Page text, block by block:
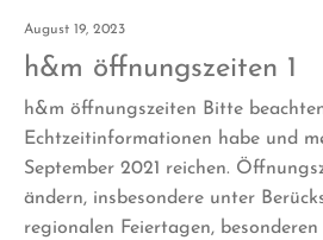
August 19, 2023
h&m öffnungszeiten 1
h&m öffnungszeiten Bitte
Echtzeitinformationen habe und
September 2021 reichen.
ändern, insbesondere unter
regionalen Feiertagen,